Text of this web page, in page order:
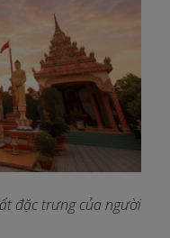
đặc trưng của người